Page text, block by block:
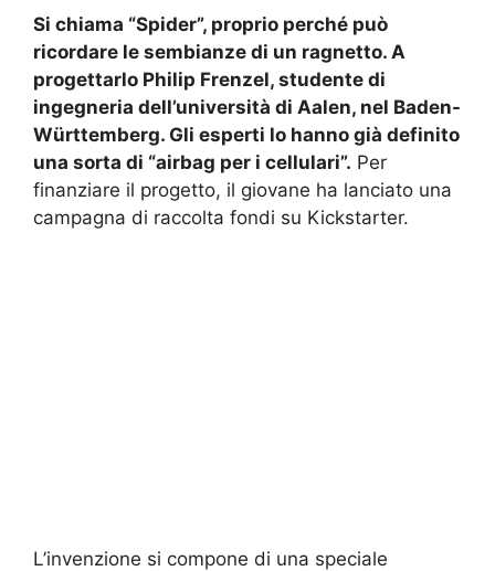
Si chiama “Spider”, proprio perché può
ricordare le sembianze di un ragnetto. A
progettarlo Philip Frenzel, studente di
ingegneria dell’università di Aalen, nel Baden-
Württemberg. Gli esperti lo hanno già definito
una sorta di “airbag per i cellulari”. Per
finanziare il progetto, il giovane ha lanciato una
campagna di raccolta fondi su Kickstarter.
L’invenzione si compone di una speciale